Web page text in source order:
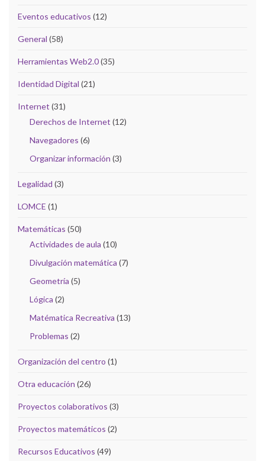
Eventos educativos (12)
General (58)
Herramientas Web2.0(35)
Identidad Digital (21)
Internet (31)
Derechos de Internet (12)
Navegadores (6)
Organizar información (3)
Legalidad (3)
LOMCE (1)
Matemáticas (50)
Actividades de aula (10)
Divulgación matemática (7)
Geometría (5)
Lógica (2)
Matématica Recreativa (13)
Problemas (2)
Organización del centro (1)
Otra educación (26)
Proyectos colaborativos (3)
Proyectos matemáticos (2)
Recursos Educativos (49)